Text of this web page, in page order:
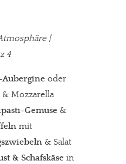
|
4
oder
& Mozzarella
Gemüse &
mit
& Salat
& Schafskäse in